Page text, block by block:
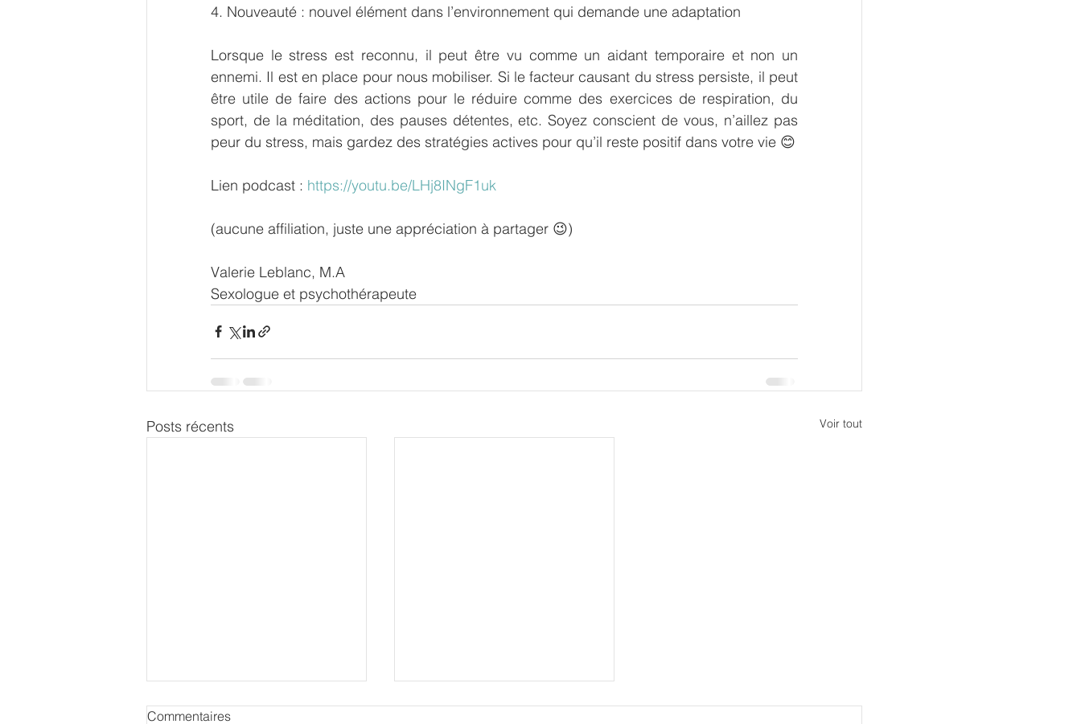
4. Nouveauté : nouvel élément dans l’environnement qui demande une adaptation
Lorsque le stress est reconnu, il peut être vu comme un aidant temporaire et non un
ennemi. Il est en place pour nous mobiliser. Si le facteur causant du stress persiste, il peut
être utile de faire des actions pour le réduire comme des exercices de respiration, du
sport, de la méditation, des pauses détentes, etc. Soyez conscient de vous, n’aillez pas
peur du stress, mais gardez des stratégies actives pour qu’il reste positif dans votre vie 😊
Lien podcast : https://youtu.be/LHj8INgF1uk
(aucune affiliation, juste une appréciation à partager 😉)
Valerie Leblanc, M.A
Sexologue et psychothérapeute
Posts récents Voir tout
Commentaires